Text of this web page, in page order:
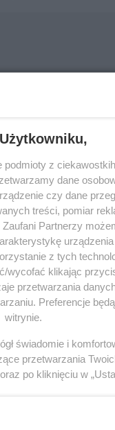
odpadki. W
nie. Zastosowanie
skrobię i już
podlewania jarzyn
z
dane
czy dane
treści, pomiar
Partnerzy
z tych
wycofać klikając
przetwarzania
Preferencje
witrynie.
świadomie i
przetwarzania
oraz po kliknięciu w